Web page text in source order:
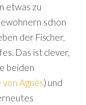
etwas zu
schon
der Fischer,
Das ist clever,
beiden
Agnès) und